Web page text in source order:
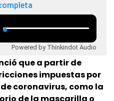
Powered by Thinkindot Audio
que a partir de
impuestas por
coronavirus, como la